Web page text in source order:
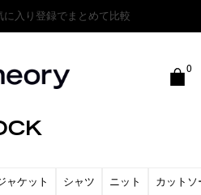
入荷しました
0
ャケット シャツ ニット カットソ